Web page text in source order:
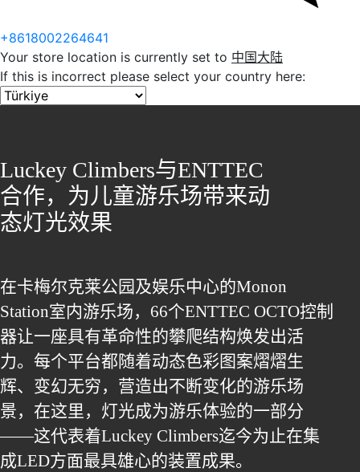
+8618002264641
Your store location is currently set to 中国大陆
If this is incorrect please select your country here:
Luckey Climbers与ENTTEC
合作，为儿童游乐场带来动
态灯光效果
在卡梅尔克莱公园及娱乐中心的Monon
Station室内游乐场，66个ENTTEC OCTO控制
器让一座具有革命性的攀爬结构焕发出活
力。每个平台都随着动态色彩图案熠熠生
辉、变幻无穷，营造出不断变化的游乐场
景，在这里，灯光成为游乐体验的一部分
——这代表着Luckey Climbers迄今为止在集
成LED方面最具雄心的装置成果。